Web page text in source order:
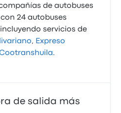
de autobuses
24 autobuses
servicios de
, Expreso
.
de salida más